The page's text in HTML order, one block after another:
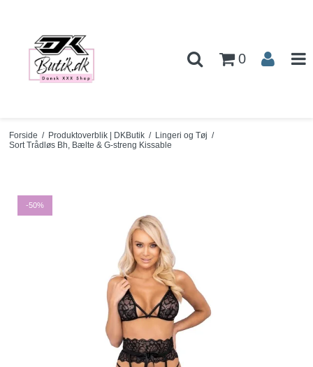
0
Forside / Produktoverblik | DKButik / Lingeri og Tøj /
Sort Trådløs Bh, Bælte & G-streng Kissable
-50%